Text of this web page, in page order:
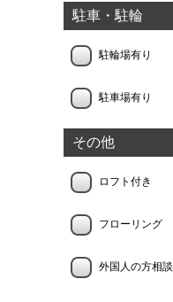
駐車・駐輪
駐輪場有り
駐車場有り
その他
ロフト付き
フローリング
外国人の方相談